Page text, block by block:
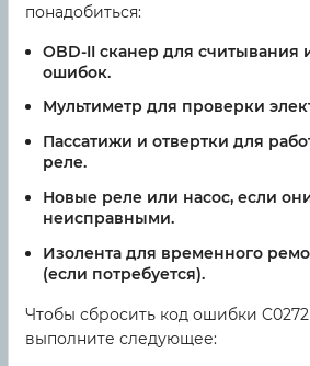
понадобиться:
OBD-II сканер для считывания
ошибок.
Мультиметр для проверки
Пассатижи и отвертки для
реле.
Новые реле или насос, если
неисправными.
Изолента для временного
(если потребуется).
Чтобы сбросить код ошибки
выполните следующее: